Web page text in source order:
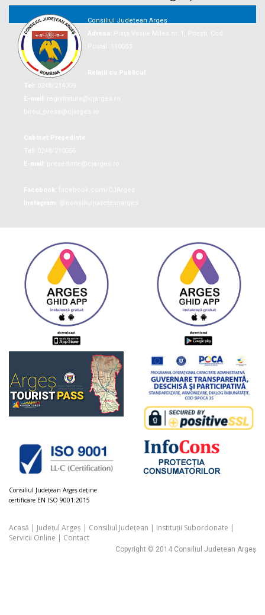
Consiliul Județean Argeș
Consiliul Judeţean Argeș deţine
certificare EN ISO 9001:2015
Acasă | Județul Argeș | Consiliul Județean | Instituții Subordonate |
Servicii Online | Contact
Copyright © 2014 Consiliul Județean Argeș